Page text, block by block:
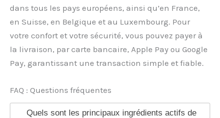
dans tous les pays européens, ainsi qu’en France,
en Suisse, en Belgique et au Luxembourg. Pour
votre confort et votre sécurité, vous pouvez payer à
la livraison, par carte bancaire, Apple Pay ou Google
Pay, garantissant une transaction simple et fiable.
FAQ : Questions fréquentes
Quels sont les principaux ingrédients actifs de